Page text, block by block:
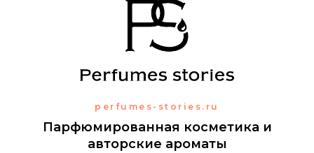
perfumes-stories.ru
Парфюмированная косметика и
авторские ароматы